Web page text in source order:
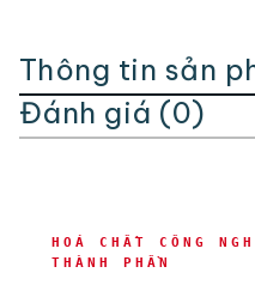
Thông tin sản
Đánh giá (0)
HOÁ CHẤT CÔNG
THÀNH PHẦN